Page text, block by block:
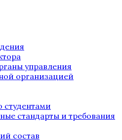
управления
организацией
студентами
стандарты и требования
состав